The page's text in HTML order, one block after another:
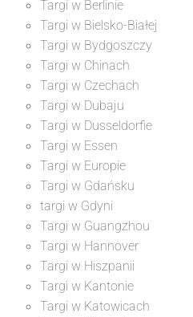
Targi w Berlinie
Targi w Bielsko-Białej
Targi w Bydgoszczy
Targi w Chinach
Targi w Czechach
Targi w Dubaju
Targi w Dusseldorfie
Targi w Essen
Targi w Europie
Targi w Gdańsku
targi w Gdyni
Targi w Guangzhou
Targi w Hannover
Targi w Hiszpanii
Targi w Kantonie
Targi w Katowicach